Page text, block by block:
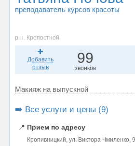
преподаватель курсов красоты
р-н. Крепостной
Добавить
отзыв
99
звонков
Макияж на выпускной
➡️ Все услуги и цены (9)
📍 Прием по адресу
Кропивницкий, ул. Виктора Чмиленко,